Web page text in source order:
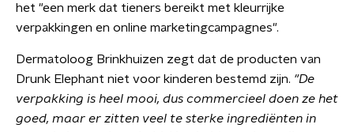
het "een merk dat tieners bereikt met kleurrijke
verpakkingen en online marketingcampagnes".
Dermatoloog Brinkhuizen zegt dat de producten van
Drunk Elephant niet voor kinderen bestemd zijn. "De
verpakking is heel mooi, dus commercieel doen ze het
goed, maar er zitten veel te sterke ingrediënten in